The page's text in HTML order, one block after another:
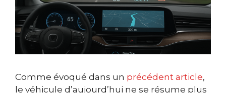
Comme évoqué dans un précédent article,
le véhicule d’aujourd’hui ne se résume plus